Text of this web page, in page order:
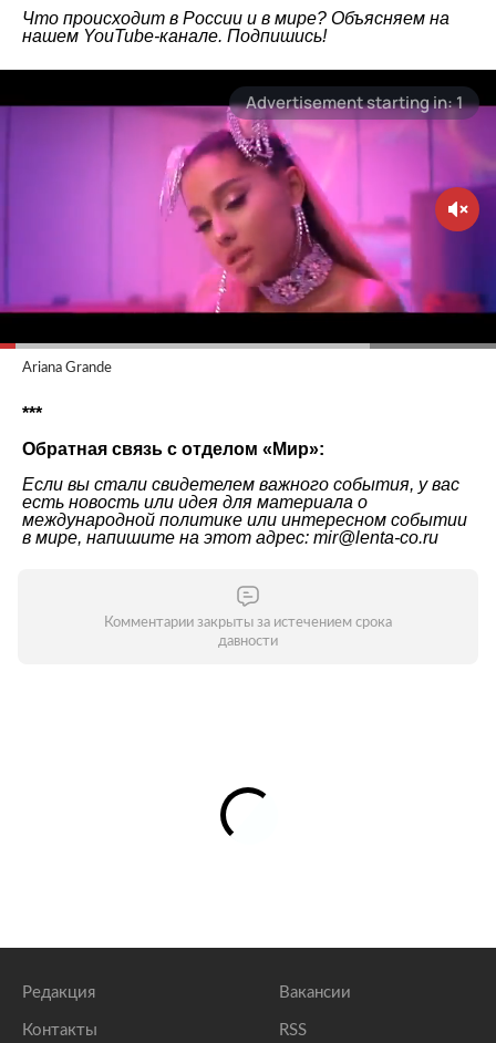
Что происходит в России и в мире? Объясняем на
нашем YouTube-канале. Подпишись!
Ariana Grande
***
Обратная связь с отделом « Мир»:
Если вы стали свидетелем важного события, у вас
есть новость или идея для материала о
международной политике или интересном событии
в мире, напишите на этот адрес: mir@lenta-co.ru
Комментарии закрыты за истечением срока
давности
Редакция
Контакты
Вакансии
RSS